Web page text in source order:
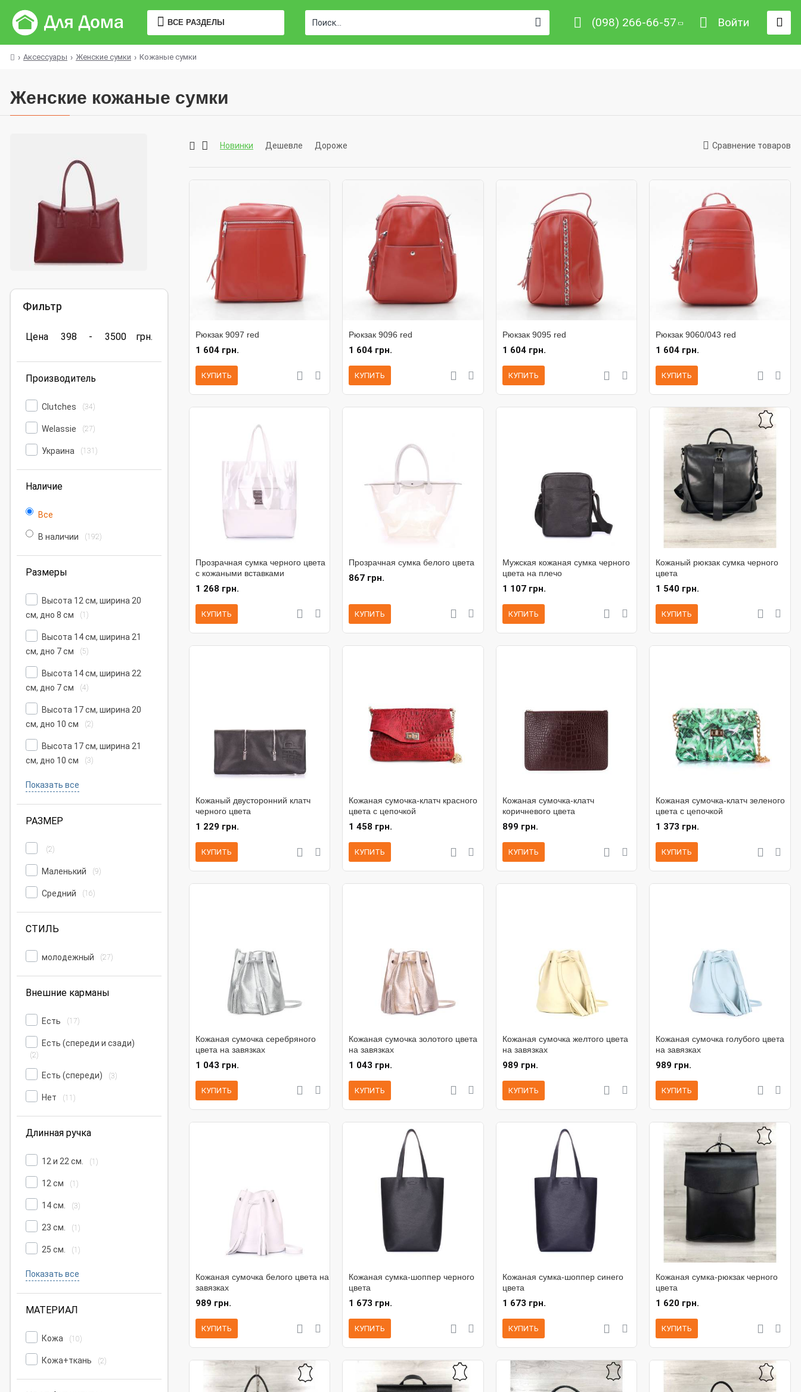
ВСЕ РАЗДЕЛЫ (098) 266-66-57 Войти
Аксессуары Женские сумки Кожаные сумки
Женские кожаные сумки
Фильтр
Цена 398 - 3500 грн.
Производитель
Clutches (34)
Welassie (27)
Украина (131)
Наличие
Все
В наличии (192)
Размеры
Высота 12 см, ширина 20
см, дно 8 см
(1)
Высота 14 см, ширина 21
см, дно 7 см
(5)
Высота 14 см, ширина 22
см, дно 7 см
(4)
Высота 17 см, ширина 20
см, дно 10 см
(2)
Высота 17 см, ширина 21
см, дно 10 см
(3)
Показать все
РАЗМЕР
(2)
Маленький (9)
Средний (16)
СТИЛЬ
молодежный (27)
Внешние карманы
Есть (17)
Есть (спереди и сзади)
(2)
Есть (спереди) (3)
Нет (11)
Длинная ручка
12 и 22 см. (1)
12 см (1)
14 см. (3)
23 см. (1)
25 см. (1)
Показать все
МАТЕРИАЛ
Кожа (10)
Кожа+ткань (2)
Новинки Дешевле Дороже Сравнение товаров
Рюкзак 9097 red
1 604 грн.
КУПИТЬ
Рюкзак 9096 red
1 604 грн.
КУПИТЬ
Рюкзак 9095 red
1 604 грн.
КУПИТЬ
Рюкзак 9060/043 red
1 604 грн.
КУПИТЬ
Прозрачная сумка черного цвета
с кожаными вставками
1 268 грн.
КУПИТЬ
Прозрачная сумка белого цвета
867 грн.
КУПИТЬ
Мужская кожаная сумка черного
цвета на плечо
1 107 грн.
КУПИТЬ
Кожаный рюкзак сумка черного
цвета
1 540 грн.
КУПИТЬ
Кожаный двусторонний клатч
черного цвета
1 229 грн.
КУПИТЬ
Кожаная сумочка-клатч красного
цвета с цепочкой
1 458 грн.
КУПИТЬ
Кожаная сумочка-клатч
коричневого цвета
899 грн.
КУПИТЬ
Кожаная сумочка-клатч зеленого
цвета с цепочкой
1 373 грн.
КУПИТЬ
Кожаная сумочка серебряного
цвета на завязках
1 043 грн.
КУПИТЬ
Кожаная сумочка золотого цвета
на завязках
1 043 грн.
КУПИТЬ
Кожаная сумочка желтого цвета
на завязках
989 грн.
КУПИТЬ
Кожаная сумочка голубого цвета
на завязках
989 грн.
КУПИТЬ
Кожаная сумочка белого цвета на
завязках
989 грн.
КУПИТЬ
Кожаная сумка-шоппер черного
цвета
1 673 грн.
КУПИТЬ
Кожаная сумка-шоппер синего
цвета
1 673 грн.
КУПИТЬ
Кожаная сумка-рюкзак черного
цвета
1 620 грн.
КУПИТЬ